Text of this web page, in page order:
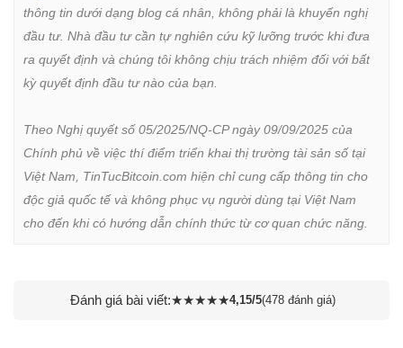
thông tin dưới dạng blog cá nhân, không phải là khuyến nghị
đầu tư. Nhà đầu tư cần tự nghiên cứu kỹ lưỡng trước khi đưa
ra quyết định và chúng tôi không chịu trách nhiệm đối với bất
kỳ quyết định đầu tư nào của bạn.
Theo Nghị quyết số 05/2025/NQ-CP ngày 09/09/2025 của
Chính phủ về việc thí điểm triển khai thị trường tài sản số tại
Việt Nam, TinTucBitcoin.com hiện chỉ cung cấp thông tin cho
độc giả quốc tế và không phục vụ người dùng tại Việt Nam
cho đến khi có hướng dẫn chính thức từ cơ quan chức năng.
Đánh giá bài viết:★★★★★4,15/5(478 đánh giá)